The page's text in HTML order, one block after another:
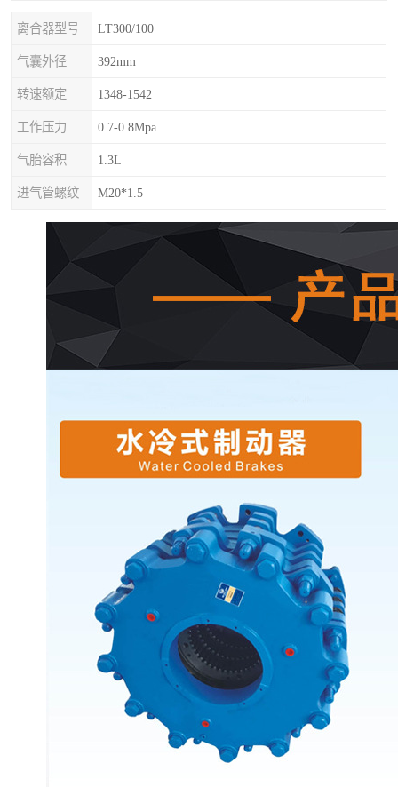
离合器型号 LT300/100
气囊外径 392mm
转速额定 1348-1542
工作压力 0.7-0.8Mpa
气胎容积 1.3L
进气管螺纹 M20*1.5